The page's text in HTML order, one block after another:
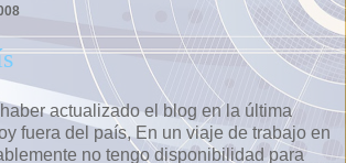
actualizado el blog en la última
fuera del país, En un viaje de trabajo en
no tengo disponibilidad para